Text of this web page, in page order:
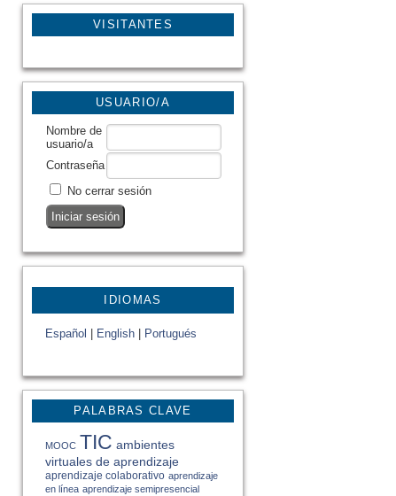
VISITANTES
USUARIO/A
Nombre de
usuario/a
Contraseña
No cerrar sesión
IDIOMAS
Español English Portugués
PALABRAS CLAVE
MOOC TIC ambientes
virtuales de aprendizaje
aprendizaje colaborativo aprendizaje
en línea aprendizaje semipresencial